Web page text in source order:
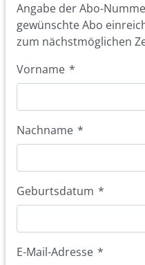
Angabe der Abo-
gewünschte Abo
zum nächstmöglichen
Vorname *
Nachname *
Geburtsdatum *
E-Mail-Adresse *